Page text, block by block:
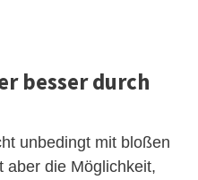
besser durch
unbedingt mit bloßen
aber die Möglichkeit,